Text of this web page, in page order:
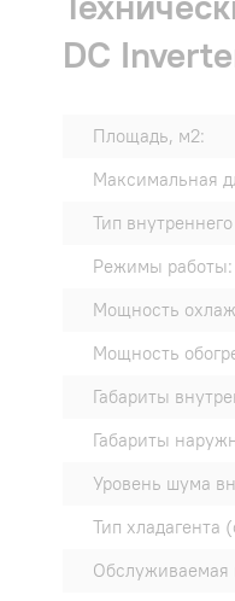
DC
Площадь, м2:
Максимальная
Тип
Режимы работы:
Мощность
Мощность
Габариты
Габариты
Уровень шума
Тип хладагента
Обслуживаемая